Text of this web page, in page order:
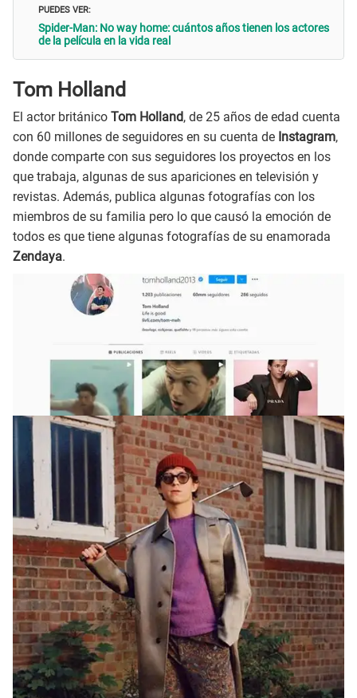
PUEDES VER:
Spider-Man: No way home: cuántos años tienen los actores
de la película en la vida real
Tom Holland
El actor británico Tom Holland, de 25 años de edad cuenta
con 60 millones de seguidores en su cuenta de Instagram,
donde comparte con sus seguidores los proyectos en los
que trabaja, algunas de sus apariciones en televisión y
revistas. Además, publica algunas fotografías con los
miembros de su familia pero lo que causó la emoción de
todos es que tiene algunas fotografías de su enamorada
Zendaya.